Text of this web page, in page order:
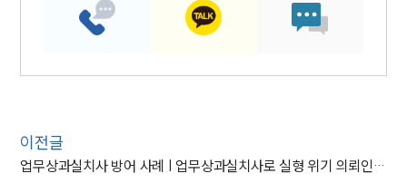
이전글
업무상과실치사 방어 사례 | 업무상과실치사로 실형 위기 의뢰인, 벌금형으로 방어에 성공